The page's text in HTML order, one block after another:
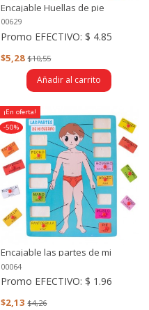
Encajable Huellas de pie
derecha e izquierda
00629
Promo EFECTIVO:$ 4.85
$5,28$10,55
Añadir al carrito
¡En oferta!
-50%
Encajable las partes de mi
cuerpo (hombre)
00064
Promo EFECTIVO:$ 1.96
$2,13$4,26